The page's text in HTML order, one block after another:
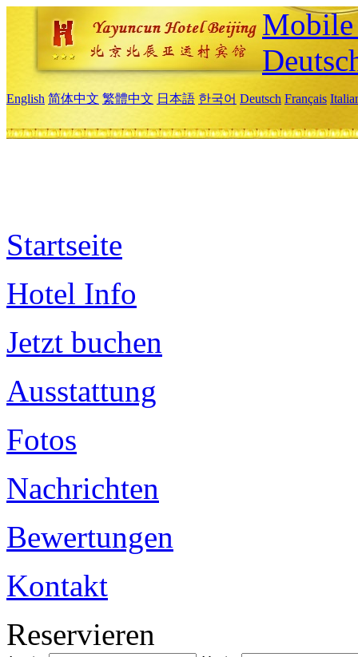
English 简体中文 繁體中文 日本語 한국어 Deutsch Français
Startseite
Hotel Info
Jetzt buchen
Ausstattung
Fotos
Nachrichten
Bewertungen
Kontakt
Reservieren